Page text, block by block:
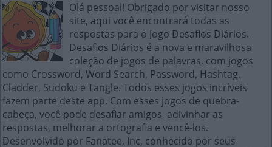
Olá pessoal! Obrigado por visitar nosso
site, aqui você encontrará todas as
respostas para o Jogo Desafios Diários.
Desafios Diários é a nova e maravilhosa
coleção de jogos de palavras, com jogos
como Crossword, Word Search, Password, Hashtag,
Cladder, Sudoku e Tangle. Todos esses jogos incríveis
fazem parte deste app. Com esses jogos de quebra-
cabeça, você pode desafiar amigos, adivinhar as
respostas, melhorar a ortografia e vencê-los.
Desenvolvido por Fanatee, Inc, conhecido por seus